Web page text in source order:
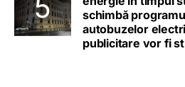
schimbă
autobuzelor
publicitare vor fi